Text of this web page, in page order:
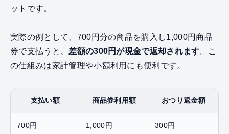
ットです。
実際の例として、700円分の商品を購入し1,000円商品
券で支払うと、 差額の300円が現金で返却されます。こ
の仕組みは家計管理や小額利用にも便利です。
支払い額 商品券利用額 おつり返金額
700円 1,000円 300円